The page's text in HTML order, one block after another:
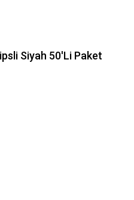
Siyah 50'Li Paket